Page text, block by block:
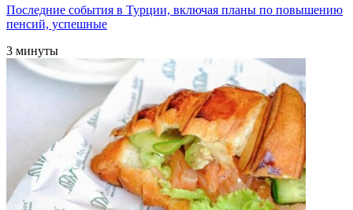
Последние события в Турции, включая планы по повышению
пенсий, успешные
3 минуты